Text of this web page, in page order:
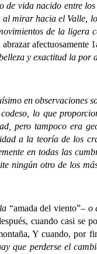
vida nacido entre
mirar hacia el Valle,
de la ligera
abrazar afectuosamente
y exactitud la por
en observaciones
lo que
pero tampoco era
a la teoría de los
en todas las
ningún otro de los
“amada del viento”– o
cuando casi se
Y cuando, por
que perderse el